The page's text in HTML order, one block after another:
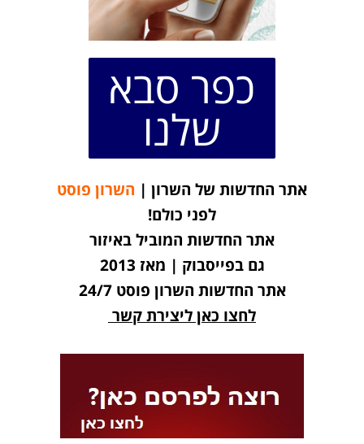
כפר סבא
שלנו
אתר החדשות של השרון | השרון פוסט
לפני כולם!
אתר החדשות המוביל באיזור
גם בפייסבוק | מאז 2013
אתר החדשות השרון פוסט 24/7
לחצו כאן ליצירת קשר